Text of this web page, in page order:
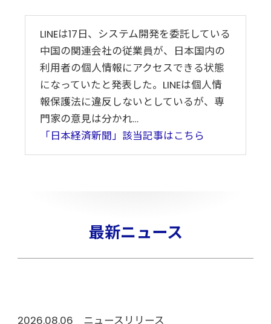
LINEは17日、システム開発を委託している
中国の関連会社の従業員が、日本国内の
利用者の個人情報にアクセスできる状態
になっていたと発表した。LINEは個人情
報保護法に違反しないとしているが、専
門家の意見は分かれ…
「日本経済新聞」該当記事はこちら
最新ニュース
2026.08.06 ニュースリリース